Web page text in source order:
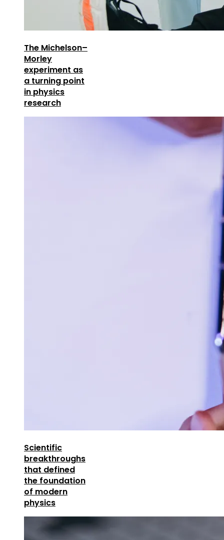
The Michelson–
Morley
experiment as
a turning point
in physics
research
Scientific
breakthroughs
that defined
the foundation
of modern
physics